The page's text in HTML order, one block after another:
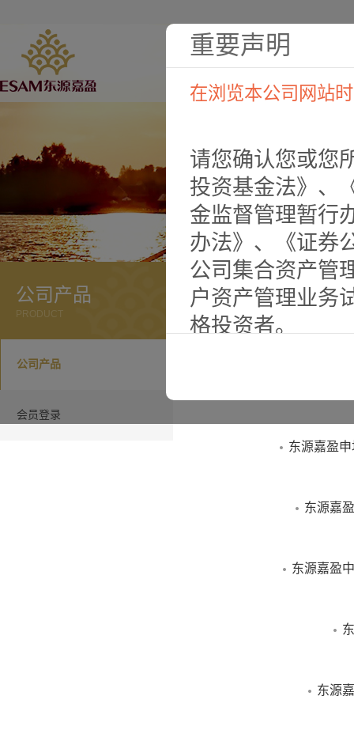
公司产品
PRODUCT
公司产品
会员登录
东源嘉盈
东源嘉
东源嘉盈
东源
重要声明
在浏览本公司网站
请您确认您或您
投资基金法》、
金监督管理暂行
办法》、《证券
公司集合资产管
户资产管理业务
格投资者。
司”）所有并发
包含的所有信
而不再准确或
正式确认。投
保，投资者不